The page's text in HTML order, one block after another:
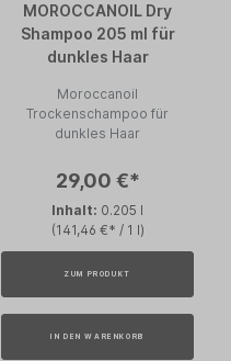
MOROCCANOIL Dry
Shampoo 205 ml für
dunkles Haar
Moroccanoil
Trockenschampoo für
dunkles Haar
29,00 €*
Inhalt: 0.205 l
(141,46 €* / 1 l)
ZUM PRODUKT
IN DEN WARENKORB